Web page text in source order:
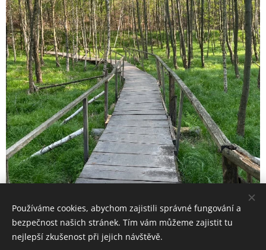
Používáme cookies, abychom zajistili správné fungování a
bezpečnost našich stránek. Tím vám můžeme zajistit tu
nejlepší zkušenost při jejich návštěvě.